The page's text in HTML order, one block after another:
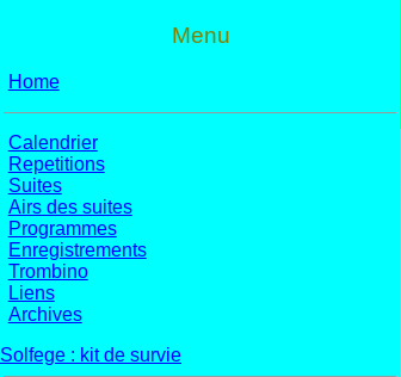
Menu
Home
Calendrier
Repetitions
Suites
Airs des suites
Programmes
Enregistrements
Trombino
Liens
Archives
Solfege : kit de survie